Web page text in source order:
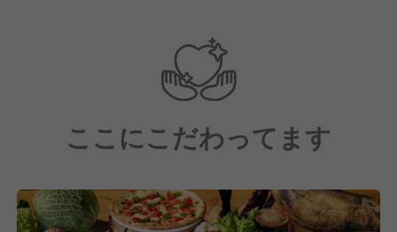
当店の特徴は、ワンフロア約890㎡を独占した壮大な
空間で、「The BAR」をメインにレイアウトし、
BGMという概念を超えたパワフルなライブサウンド
で包み込む、これまでのXEXとは違う新しいスタイル
お客様の特別な日を演出するため、料理の説明はもち
出まで、記憶に残る1日をお届けできるよう、一人ひ
とりがプロフェッショナルとして真摯に向き合ってい
ここにこだわってます